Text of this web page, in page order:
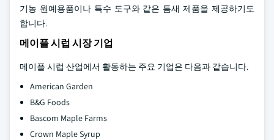
기농 원예용품이나 특수 도구와 같은 틈새 제품을 제공하기도
합니다.
메이플 시럽 시장 기업
메이플 시럽 산업에서 활동하는 주요 기업은 다음과 같습니다.
American Garden
B&G Foods
Bascom Maple Farms
Crown Maple Syrup